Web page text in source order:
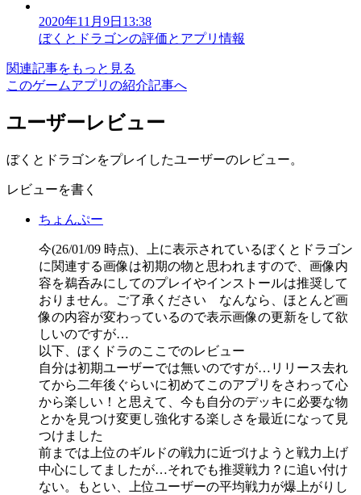
2020年11月9日13:38
ぼくとドラゴンの評価とアプリ情報
関連記事をもっと見る
このゲームアプリの紹介記事へ
ユーザーレビュー
ぼくとドラゴンをプレイしたユーザーのレビュー。
レビューを書く
ちょんぷー
今(26/01/09 時点)、上に表示されているぼくとドラゴン
に関連する画像は初期の物と思われますので、画像内
容を鵜呑みにしてのプレイやインストールは推奨して
おりません。ご了承ください なんなら、ほとんど画
像の内容が変わっているので表示画像の更新をして欲
しいのですが…
以下、ぼくドラのここでのレビュー
自分は初期ユーザーでは無いのですが…リリース去れ
てから二年後ぐらいに初めてこのアプリをさわって心
から楽しい！と思えて、今も自分のデッキに必要な物
とかを見つけ変更し強化する楽しさを最近になって見
つけました
前までは上位のギルドの戦力に近づけようと戦力上げ
中心にしてましたが…それでも推奨戦力？に追い付け
ない。もとい、上位ユーザーの平均戦力が爆上がりし